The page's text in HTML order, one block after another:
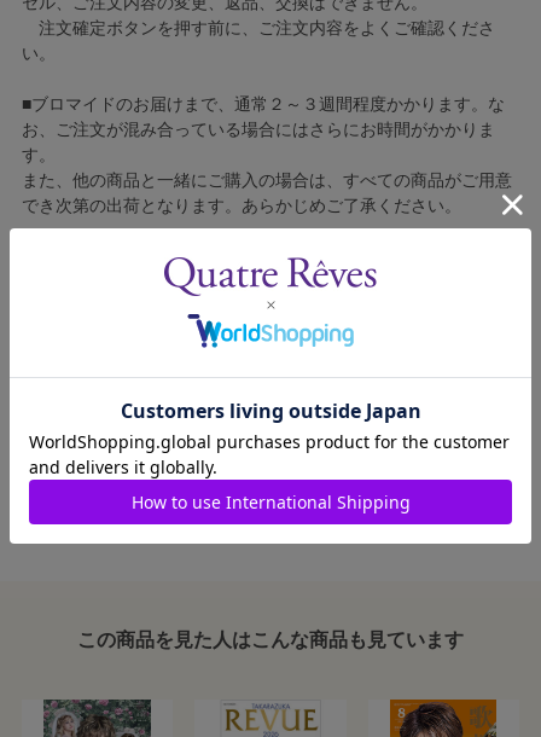
注文確定ボタンを押す前に、ご注文内容をよくご確認くださ
い。
■ブロマイドのお届けまで、通常２～３週間程度かかります。な
お、ご注文が混み合っている場合にはさらにお時間がかかりま
す。
また、他の商品と一緒にご購入の場合は、すべての商品がご用意
でき次第の出荷となります。あらかじめご了承ください。
■コンビニ決済をご利用の場合はご入金確認後の製造となりま
■ブロマイドの個包装はしておりません。
■ブロマイドに不良がございましたら、良品と交換いたしますの
で、お手数ですが弊社カスタマーセンターへご連絡ください。
1305212-008
この商品を見た人はこんな商品も見ています